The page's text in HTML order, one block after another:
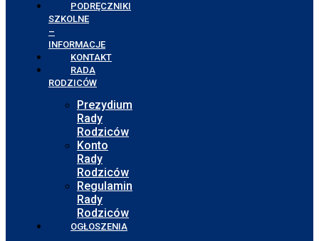
PODRĘCZNIKI
SZKOLNE
–
INFORMACJE
KONTAKT
RADA
RODZICÓW
Prezydium
Rady
Rodziców
Konto
Rady
Rodziców
Regulamin
Rady
Rodziców
OGŁOSZENIA